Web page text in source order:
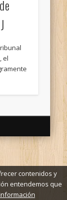
el
contenidos y
entendemos que